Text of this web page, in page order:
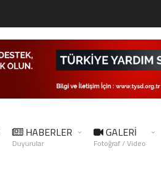
HABERLER
Duyurular
GALERİ
Fotoğraf / Video